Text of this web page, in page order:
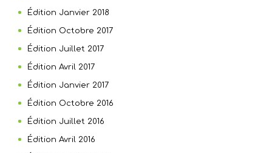
Édition Janvier 2018
Édition Octobre 2017
Édition Juillet 2017
Édition Avril 2017
Édition Janvier 2017
Édition Octobre 2016
Édition Juillet 2016
Édition Avril 2016